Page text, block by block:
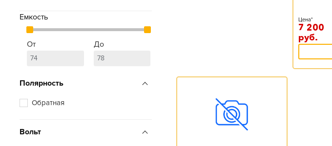
Емкость
От До
Полярность
Обратная
Вольт
Цена*
7 200
руб.